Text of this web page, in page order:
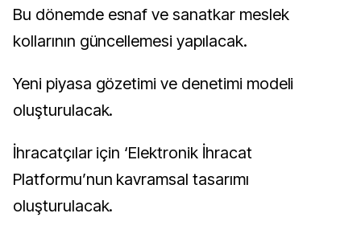
Bu dönemde esnaf ve sanatkar meslek
kollarının güncellemesi yapılacak.
Yeni piyasa gözetimi ve denetimi modeli
oluşturulacak.
İhracatçılar için ‘Elektronik İhracat
Platformu’nun kavramsal tasarımı
oluşturulacak.